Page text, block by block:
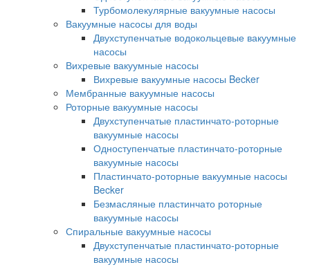
Турбомолекулярные вакуумные насосы
Вакуумные насосы для воды
Двухступенчатые водокольцевые вакуумные
насосы
Вихревые вакуумные насосы
Вихревые вакуумные насосы Becker
Мембранные вакуумные насосы
Роторные вакуумные насосы
Двухступенчатые пластинчато-роторные
вакуумные насосы
Одноступенчатые пластинчато-роторные
вакуумные насосы
Пластинчато-роторные вакуумные насосы
Becker
Безмасляные пластинчато роторные
вакуумные насосы
Спиральные вакуумные насосы
Двухступенчатые пластинчато-роторные
вакуумные насосы